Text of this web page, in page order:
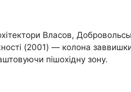
Власов,
(2001) — колона заввишки
пішохідну зону.